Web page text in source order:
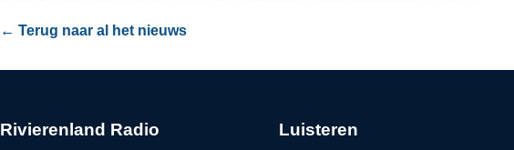
← Terug naar al het nieuws
Rivierenland Radio Luisteren